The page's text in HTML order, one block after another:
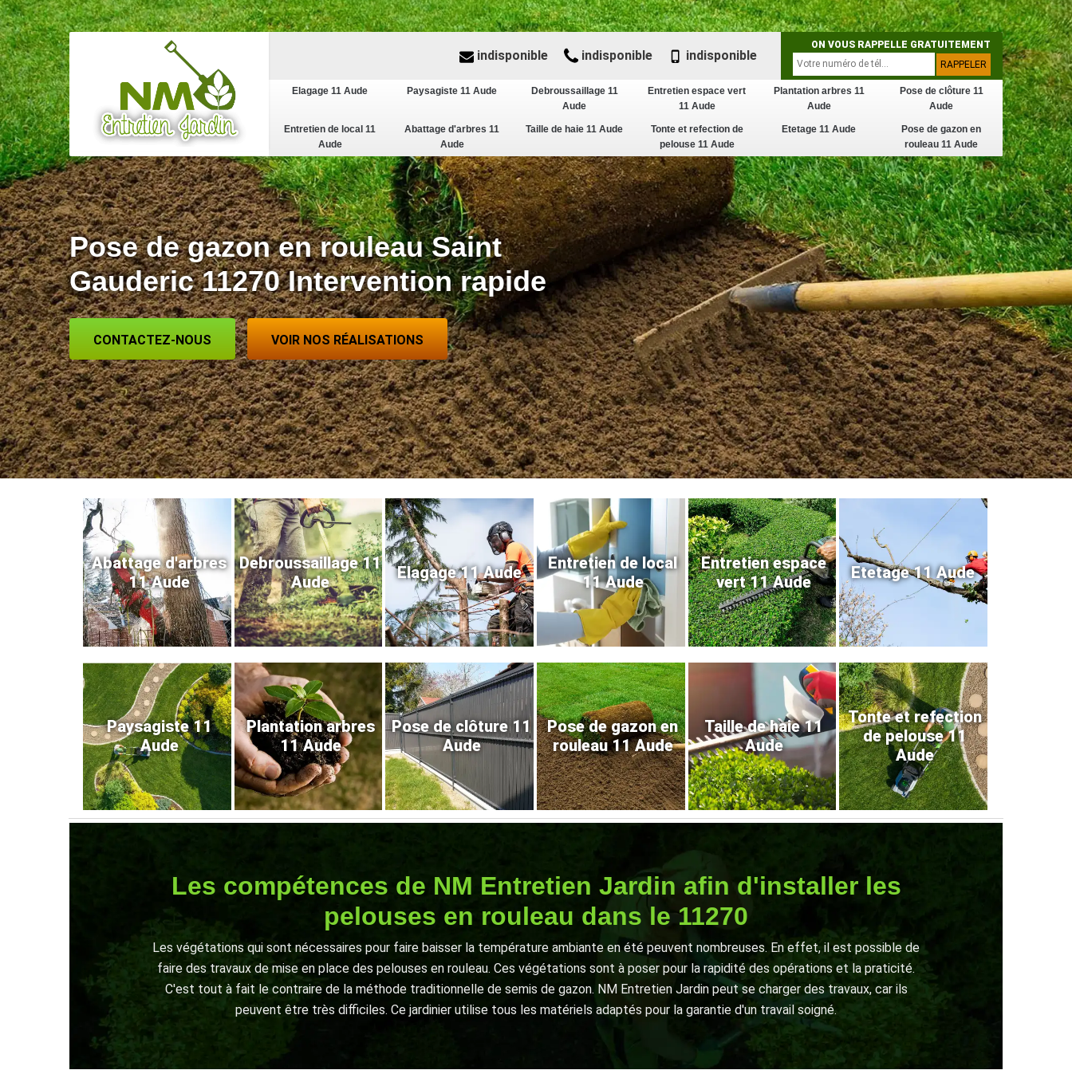
Elagage 11 Aude Paysagiste 11 Aude
Debroussaillage 11
Aude
Entretien espace vert
11 Aude
Plantation arbres 11
Aude
Pose de clôture 11
Aude
Entretien de local 11
Aude
Abattage d'arbres 11
Aude
Taille de haie 11 Aude
Tonte et refection de
pelouse 11 Aude
Etetage 11 Aude
Pose de gazon en
rouleau 11 Aude
indisponible indisponible indisponible
ON VOUS RAPPELLE GRATUITEMENT
Pose de gazon en rouleau Saint
Gauderic 11270 Intervention rapide
CONTACTEZ-NOUS VOIR NOS RÉALISATIONS
Abattage d'arbres
11 Aude
Debroussaillage 11
Aude
Elagage 11 Aude
Entretien de local
11 Aude
Entretien espace
vert 11 Aude
Etetage 11 Aude
Paysagiste 11
Aude
Plantation arbres
11 Aude
Pose de clôture 11
Aude
Pose de gazon en
rouleau 11 Aude
Taille de haie 11
Aude
Tonte et refection
de pelouse 11
Aude
Les compétences de NM Entretien Jardin afin d'installer les
pelouses en rouleau dans le 11270
Les végétations qui sont nécessaires pour faire baisser la température ambiante en été peuvent nombreuses. En effet, il est possible de
faire des travaux de mise en place des pelouses en rouleau. Ces végétations sont à poser pour la rapidité des opérations et la praticité.
C'est tout à fait le contraire de la méthode traditionnelle de semis de gazon. NM Entretien Jardin peut se charger des travaux, car ils
peuvent être très difficiles. Ce jardinier utilise tous les matériels adaptés pour la garantie d'un travail soigné.